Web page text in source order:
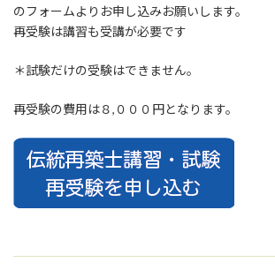
のフォームよりお申し込みお願いします。
再受験は講習も受講が必要です
＊試験だけの受験はできません。
再受験の費用は８,０００円となります。